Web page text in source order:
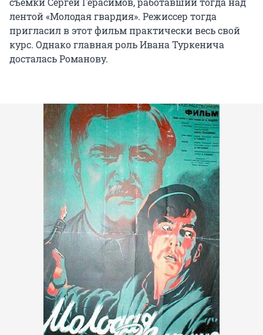
лентой «Молодая гвардия». Режиссер тогда
пригласил в этот фильм практически весь свой
курс. Однако главная роль Ивана Туркенича
досталась Романову.